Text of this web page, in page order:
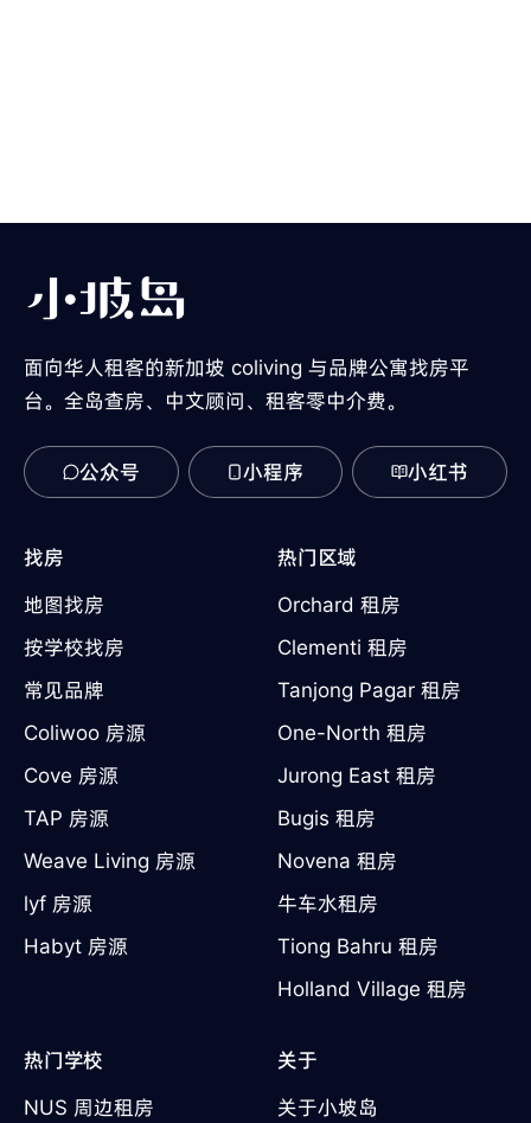
面向华人租客的新加坡 coliving 与品牌公寓找房平
台。全岛查房、中文顾问、租客零中介费。
公众号 小程序 小红书
找房
地图找房
按学校找房
常见品牌
Coliwoo 房源
Cove 房源
TAP 房源
Weave Living 房源
lyf 房源
Habyt 房源
热门区域
Orchard 租房
Clementi 租房
Tanjong Pagar 租房
One-North 租房
Jurong East 租房
Bugis 租房
Novena 租房
牛车水租房
Tiong Bahru 租房
Holland Village 租房
热门学校
NUS 周边租房
关于
关于小坡岛